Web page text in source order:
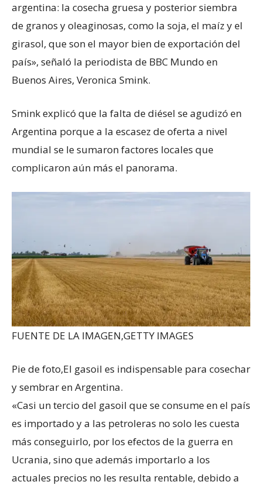
argentina: la cosecha gruesa y posterior siembra
de granos y oleaginosas, como la soja, el maíz y el
girasol, que son el mayor bien de exportación del
país», señaló la periodista de BBC Mundo en
Buenos Aires, Veronica Smink.
Smink explicó que la falta de diésel se agudizó en
Argentina porque a la escasez de oferta a nivel
mundial se le sumaron factores locales que
complicaron aún más el panorama.
FUENTE DE LA IMAGEN,GETTY IMAGES
Pie de foto,El gasoil es indispensable para cosechar
y sembrar en Argentina.
«Casi un tercio del gasoil que se consume en el país
es importado y a las petroleras no solo les cuesta
más conseguirlo, por los efectos de la guerra en
Ucrania, sino que además importarlo a los
actuales precios no les resulta rentable, debido a